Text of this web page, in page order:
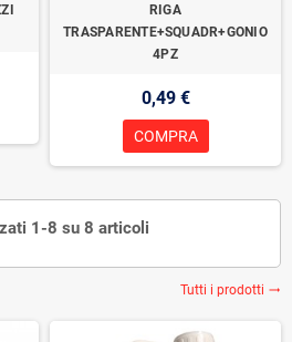
RIGA
TRASPARENTE+SQUADR+GONIO
4PZ
0,49 €
COMPRA
1-8 su 8 articoli
Tutti i prodotti trending_flat